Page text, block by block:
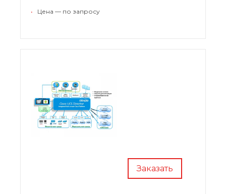
хранилищ, гиперконверсированной и
• Цена — по запросу
Заказать